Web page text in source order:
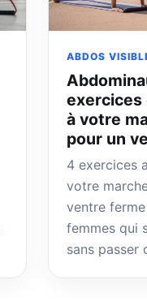
ABDOS
exercices
à votre
pour un
4 exercices
votre
ventre
femmes qui
sans passer